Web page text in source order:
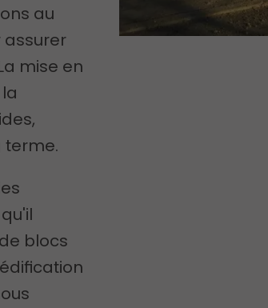
au
mise en
terme.
blocs